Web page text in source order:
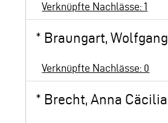
Verknüpfte Nachlässe: 1
* Braungart, Wolfgang
Verknüpfte Nachlässe: 0
* Brecht, Anna Cäcilia